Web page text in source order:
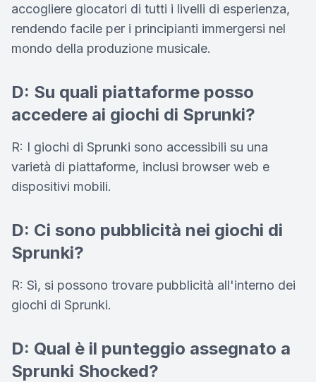
accogliere giocatori di tutti i livelli di esperienza,
rendendo facile per i principianti immergersi nel
mondo della produzione musicale.
D: Su quali piattaforme posso
accedere ai giochi di Sprunki?
R: I giochi di Sprunki sono accessibili su una
varietà di piattaforme, inclusi browser web e
dispositivi mobili.
D: Ci sono pubblicità nei giochi di
Sprunki?
R: Sì, si possono trovare pubblicità all'interno dei
giochi di Sprunki.
D: Qual è il punteggio assegnato a
Sprunki Shocked?